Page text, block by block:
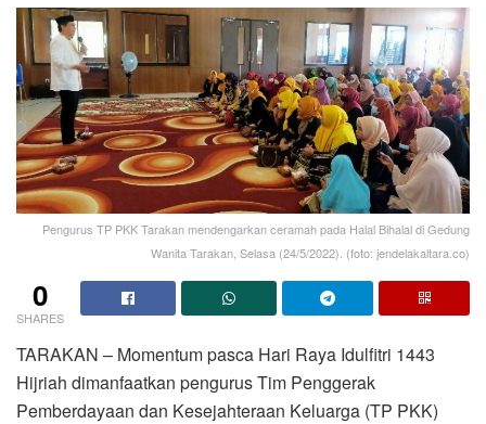
Pengurus TP PKK Tarakan mendengarkan ceramah pada Halal Bihalal di Gedung
Wanita Tarakan, Selasa (24/5/2022). (foto: jendelakaltara.co)
0
SHARES
TARAKAN – Momentum pasca Hari Raya Idulfitri 1443
Hijriah dimanfaatkan pengurus Tim Penggerak
Pemberdayaan dan Kesejahteraan Keluarga (TP PKK)